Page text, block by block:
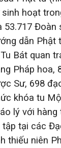
hoạt
53.717 Đoàn
dẫn Phật
Bát quan
Pháp hoa,
Sư, 698
khóa tu
lý với
tại các
thiếu niên